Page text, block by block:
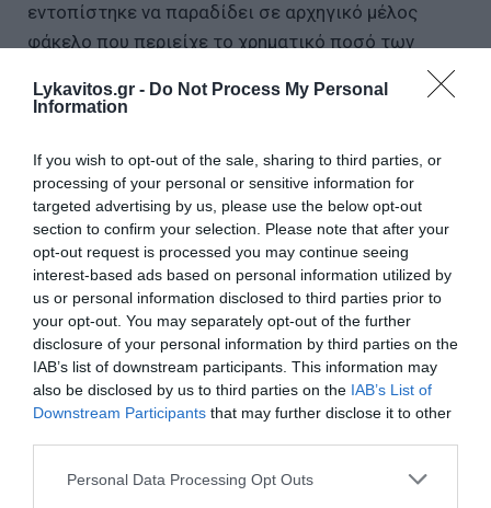
Lykavitos.gr - Do Not Process My Personal
Information
If you wish to opt-out of the sale, sharing to third parties, or
processing of your personal or sensitive information for
targeted advertising by us, please use the below opt-out
section to confirm your selection. Please note that after your
opt-out request is processed you may continue seeing
interest-based ads based on personal information utilized by
us or personal information disclosed to third parties prior to
your opt-out. You may separately opt-out of the further
disclosure of your personal information by third parties on the
IAB’s list of downstream participants. This information may
also be disclosed by us to third parties on the IAB’s List of
Downstream Participants that may further disclose it to other
Please note that this website/app uses one or more Google
Personal Data Processing Opt Outs
εντοπίστηκε να παραδίδει σε αρχηγικό μέλος
φάκελο που περιείχε το χρηματικό ποσό των
-3.000- ευρώ. Ακολούθησε η άμεση επέμβαση των
αστυνομικών, η σύλληψη των εμπλεκομένων και η
Από τις έρευνες που πραγματοποιήθηκαν σε
οικίες, γραφεία και στην κατοχή των
κατηγορουμένων, βρέθηκαν και κατασχέθηκαν
συνολικά:
-334.895- ευρώ,
ηλεκτρονικοί υπολογιστές,
κινητά τηλέφωνα,
εξωτερικός σκληρός δίσκος,
ατζέντες,